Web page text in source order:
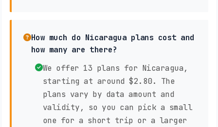
How much do Nicaragua plans cost and
how many are there?
We offer 13 plans for Nicaragua,
starting at around $2.80. The
plans vary by data amount and
validity, so you can pick a small
one for a short trip or a larger